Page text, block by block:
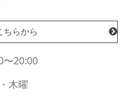
ちらから
〜20:00
木曜